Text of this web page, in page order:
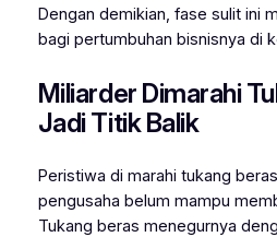
Dengan demikian, fase sulit ini
bagi pertumbuhan bisnisnya di
Miliarder Dimarahi
Jadi Titik Balik
Peristiwa di marahi tukang
pengusaha belum mampu
Tukang beras menegurnya